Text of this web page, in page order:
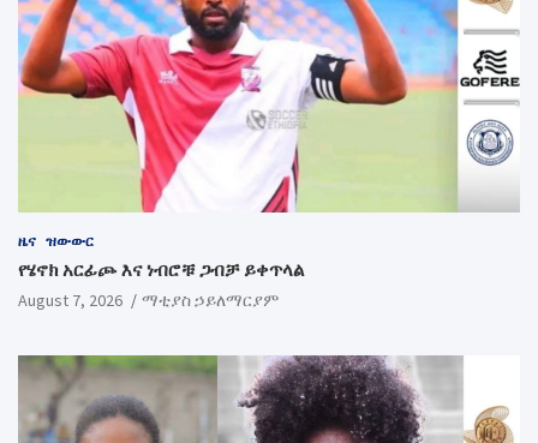
ዜና ዝውውር
የሄኖክ አርፊጮ እና ነብሮቹ ጋብቻ ይቀጥላል
August 7, 2026 ማቲያስ ኃይለማርያም